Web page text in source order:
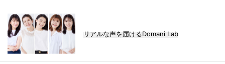
リアルな声を届けるDomani Lab